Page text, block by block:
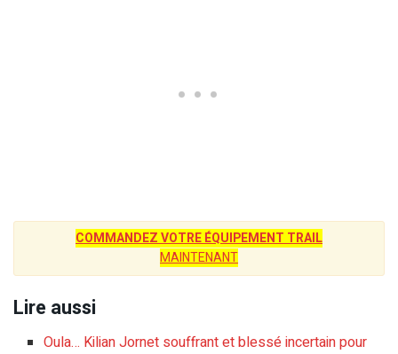
COMMANDEZ VOTRE ÉQUIPEMENT TRAIL
MAINTENANT
Lire aussi
Oula… Kilian Jornet souffrant et blessé incertain pour